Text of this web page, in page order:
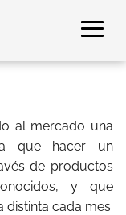
al mercado una
que hacer un
de productos
y que
distinta cada mes.